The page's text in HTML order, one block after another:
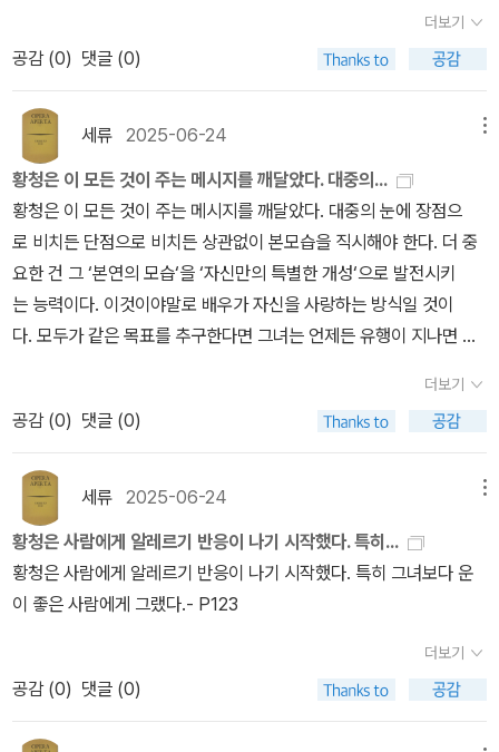
었다. 하여간 언니는 린 선생과 좋은 시간을 많이, 오래 보낸 모양이
다. 그러면 탈난다. 탈 났다. 황첸의 배 속에서 린의 씨톨이 알을 만나
이다. 만일 아이를 낳는다면 황첸과 가정을 이루면 되는 거고, 그렇게
만 되면 세상에 부러울 것이 없다. 아직 혼인 전이니 여성이 임신중단
애 관한 권리를 주장하면, 아이가 있는 돌싱남 입장에서 혼인 불가 통
보로 이해하고 임신중단을 막을 수 없다. 이후 성실하게 뒤처리와 계
속 연인의 관계를 이어갈 수 있으면 그게 차선이다. 황첸은 어린 아이
를 좋아했다. 낳고 싶었다. 그래서 고민, 고민을 하다가 더 이상 엄마
모르게 연인관계를 이어갈 수 없다고 판단하여 엄마한테 린 아저씨의
아이를 가졌다고 말했고, 어머니는 또 한 번 배반을 당했다고 생각했
버렸다. 자기 방에 박혀 꼼짝도 하지 않던 황첸이 침대위에 모로 누워
물끄러미 동생 황청을 보더니 너도 잘라줄까? 했고, 황청이 자기만
긴 머리를 하고 있는 것도 좀 이상해 그러라고 했다. 그래서 황첸이 황
청의 머리카락을 싹둑 잘라버렸는데, 이게 임신중절을 하기 전인지
한 뒤인지는 기억나지 않는다. 이 일 이후에 황첸은 엄마한테 질려 보
따리를 싸 독립해 원룸으로 나가버린다. 우리의 주인공 황청은 대역
배우를 끝내고 소극장 연극 <불면증> 오디션에 참가, 섬세하고 신비
로우면서 상상력을 자극하는 이미지를 원한다는 극단의 요구에 부응
하여 합격한다. 세 명의 여주인공 사이에서 알게 모르게, ‘불순한 친한
의 막이 올라갔을 때, 관객석의 관객 절반 이상이 황첸 언니의 학교 연
극반 동기들이었다. 황청은 친구도 초대하지 않았다. 친구들이 오지
더보기
공감 (0) 댓글 (0)
세류 2025-06-24
황청은 이 모든 것이 주는 메시지를 깨달았다. 대중의...
황청은 이 모든 것이 주는 메시지를 깨달았다. 대중의 눈에 장점으
로 비치든 단점으로 비치든 상관없이 본모습을 직시해야 한다. 더 중
요한 건 그 ‘본연의 모습‘을 ‘자신만의 특별한 개성‘으로 발전시키
는 능력이다. 이것이야말로 배우가 자신을 사랑하는 방식일 것이
다. 모두가 같은 목표를 추구한다면 그녀는 언제든 유행이 지나면 버
의 허리를 감싸는 모습을 보며 경이로움을 느꼈다. 그녀의 눈은 어떻
게 상대의 눈을 찾아냈을까? 그녀의 손이 상대의 몸에 닿을 때 상대
는 또 어떻게 그 손을 맞잡을 수 있었을까? 마치 저마다 영혼이 있
는 몸의 각 부분이 주인이 사랑에 빠진 순간 깨어나 서로를 알아보듯
이 말이다.생각에 잠긴 황청은 확실히 취한 듯했다. 그녀는 밀라가 끓
여준 캐모마일 차를 마신 후 이런 생각들을 모두 잊어버렸다. 동성 연
인이 이성 연인과 다른 점은 누가 누구를 돌보는지 구분할 수 없다
는 데있다. 두 사람은 서로에게 차를 끓여주고 무거운 것을 들어준
다. 상대가 울고 있으면 함께 울어줄 것이다. 두 사람은 사랑을 통
해 무력함을 나누는 동반자였다.- P207
더보기
공감 (0) 댓글 (0)
세류 2025-06-24
황청은 사람에게 알레르기 반응이 나기 시작했다. 특히...
황청은 사람에게 알레르기 반응이 나기 시작했다. 특히 그녀보다 운
이 좋은 사람에게 그랬다.- P123
더보기
공감 (0) 댓글 (0)